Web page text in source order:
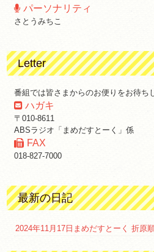
パーソナリティ
さとうみちこ
Letter
番組では皆さまからのお便りをお待ち
ハガキ
〒010-8611
ABSラジオ「まめだすとーく」係
FAX
018-827-7000
最新の日記
2024年11月17日まめだすとーく 折原